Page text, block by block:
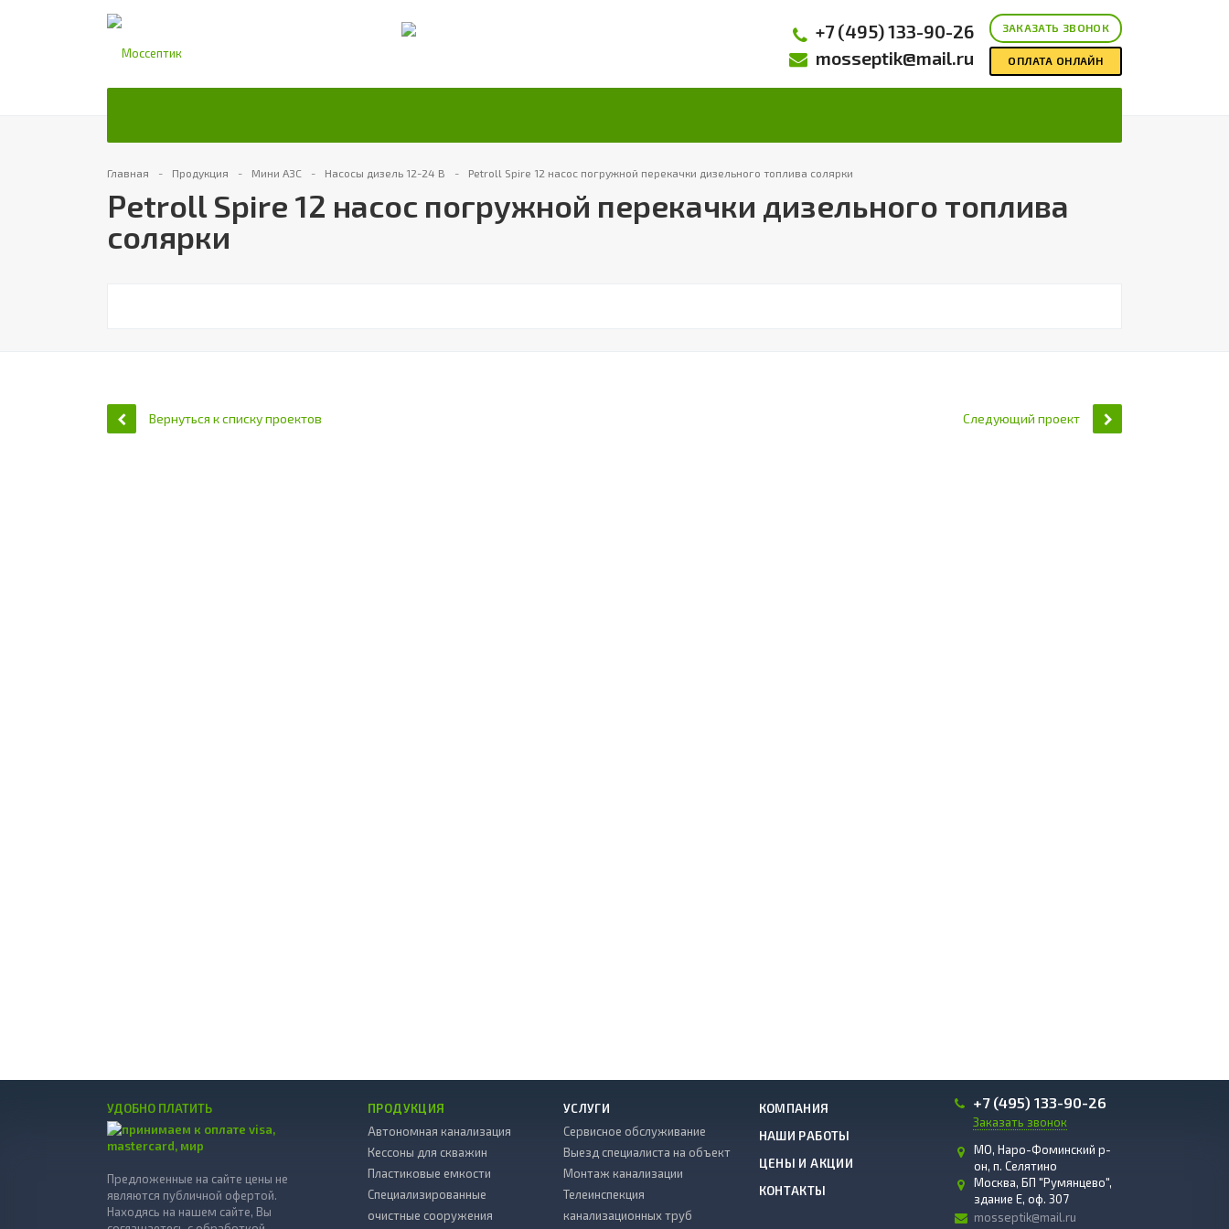
ЗАКАЗАТЬ ЗВОНОК
ОПЛАТА ОНЛАЙН
+7 (495) 133-90-26
mosseptik@mail.ru
Главная Продукция Мини АЗС Насосы дизель 12-24 В Petroll Spire 12 насос погружной перекачки дизельного топлива солярки
Petroll Spire 12 насос погружной перекачки дизельного топлива
солярки
Вернуться к списку проектов Следующий проект
УДОБНО ПЛАТИТЬ
Предложенные на сайте цены не
являются публичной офертой.
Находясь на нашем сайте, Вы
ПРОДУКЦИЯ
Автономная канализация
Кессоны для скважин
Пластиковые емкости
Специализированные
очистные сооружения
УСЛУГИ
Сервисное обслуживание
Выезд специалиста на объект
Монтаж канализации
Телеинспекция
канализационных труб
КОМПАНИЯ
НАШИ РАБОТЫ
ЦЕНЫ И АКЦИИ
КОНТАКТЫ
+7 (495) 133-90-26
Заказать звонок
МО, Наро-Фоминский р-
он, п. Селятино
Москва, БП "Румянцево",
здание E, оф. 307
mosseptik@mail.ru